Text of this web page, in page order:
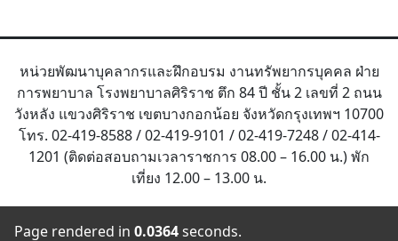
หน่วยพัฒนาบุคลากรและฝึกอบรม งานทรัพยากรบุคคล ฝ่าย
การพยาบาล โรงพยาบาลศิริราช ตึก 84 ปี ชั้น 2 เลขที่ 2 ถนน
วังหลัง แขวงศิริราช เขตบางกอกน้อย จังหวัดกรุงเทพฯ 10700
โทร. 02-419-8588 / 02-419-9101 / 02-419-7248 / 02-414-
1201 (ติดต่อสอบถามเวลาราชการ 08.00 – 16.00 น.) พัก
เที่ยง 12.00 – 13.00 น.
Page rendered in 0.0364seconds.